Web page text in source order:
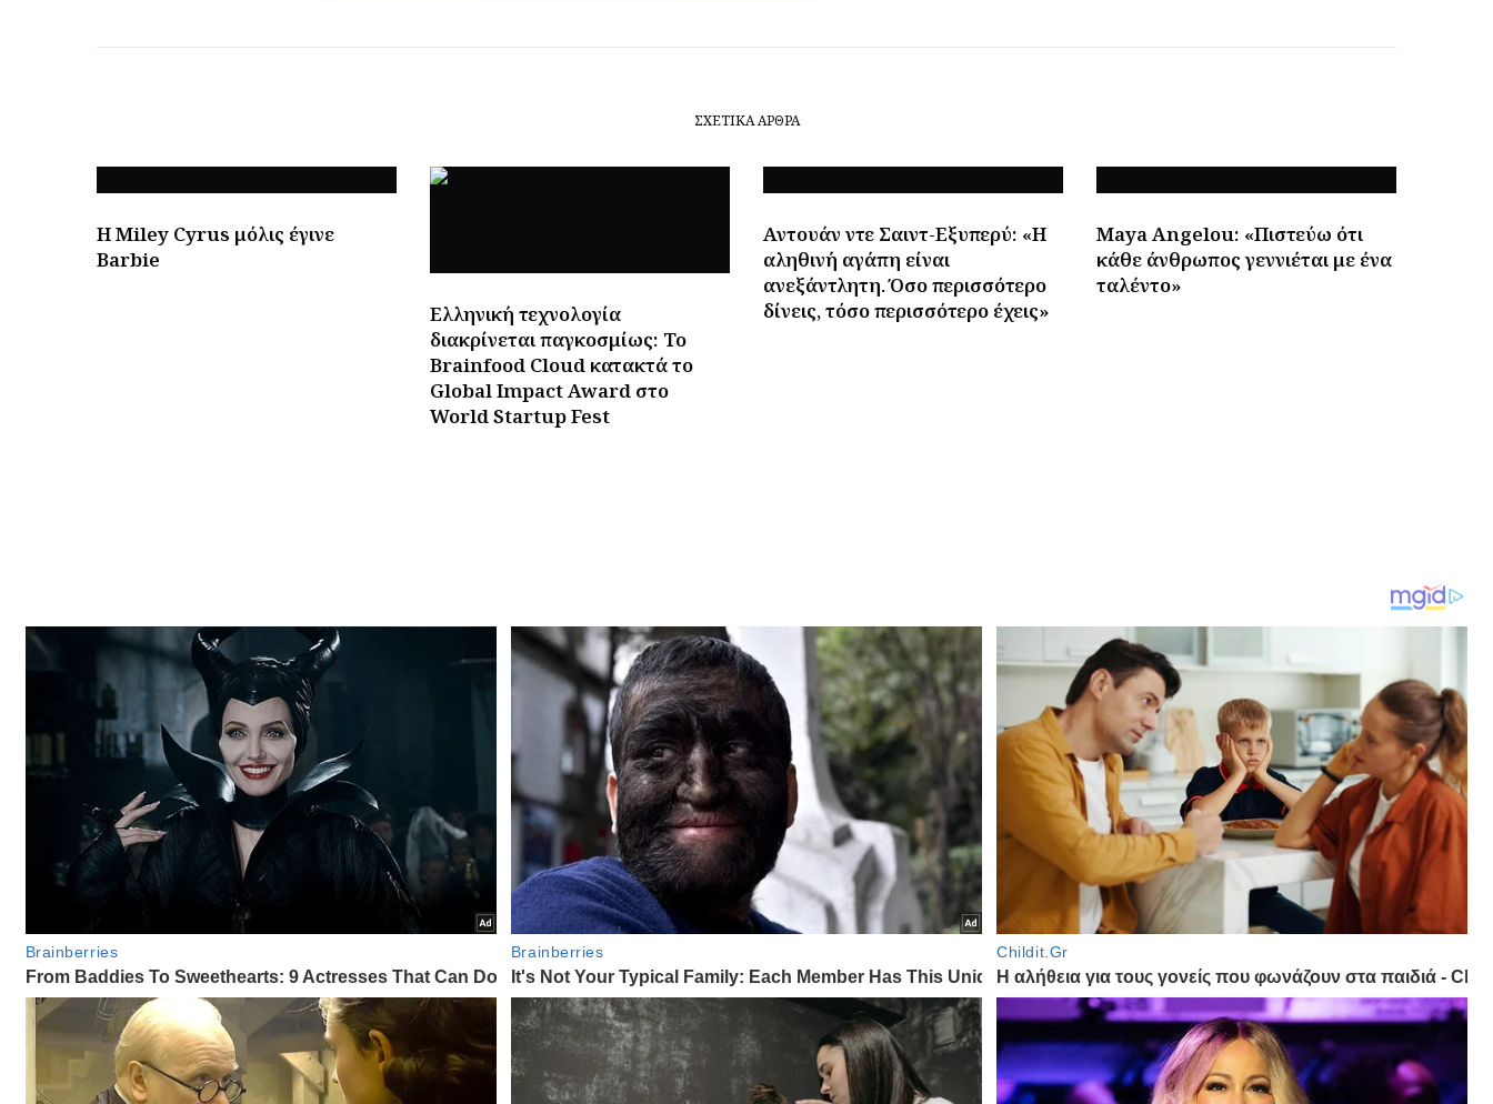
ΣΧΕΤΙΚΆ ΆΡΘΡΑ
H Miley Cyrus μόλις έγινε
Barbie
Ελληνική τεχνολογία
διακρίνεται παγκοσμίως: Το
Brainfood Cloud κατακτά το
Global Impact Award στο
World Startup Fest
Αντουάν ντε Σαιντ-Εξυπερύ: «Η
αληθινή αγάπη είναι
ανεξάντλητη. Όσο περισσότερο
δίνεις, τόσο περισσότερο έχεις»
Maya Angelou: «Πιστεύω ότι
κάθε άνθρωπος γεννιέται με ένα
ταλέντο»